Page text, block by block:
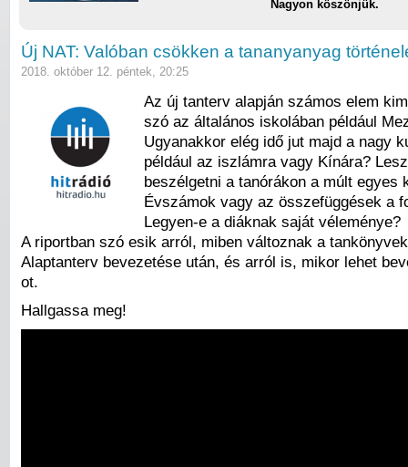
Nagyon köszönjük.
Új NAT: Valóban csökken a tananyanyag
2018. október 12. péntek, 20:25
Az új tanterv alapján számos elem
szó az általános iskolában például
Ugyanakkor elég idő jut majd a nagy
például az iszlámra vagy Kínára?
beszélgetni a tanórákon a múlt egyes
Évszámok vagy az összefüggések a
Legyen-e a diáknak saját véleménye?
A riportban szó esik arról, miben változnak a
Alaptanterv bevezetése után, és arról is, mikor lehet
ot.
Hallgassa meg!